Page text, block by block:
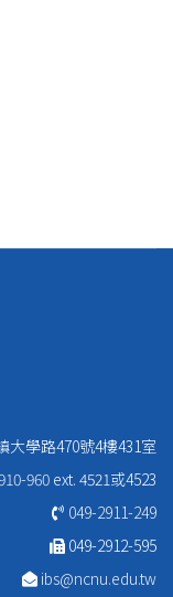
大學路470號4樓431室
960 ext. 4521或4523
049-2911-249
049-2912-595
ibs@ncnu.edu.tw